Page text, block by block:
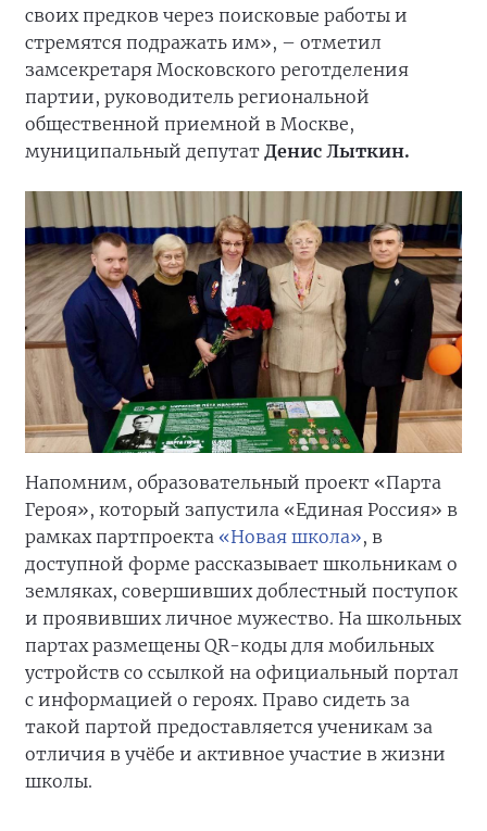
своих предков через поисковые работы и
стремятся подражать им», – отметил
замсекретаря Московского реготделения
партии, руководитель региональной
общественной приемной в Москве,
муниципальный депутат Денис Лыткин.
Напомним, образовательный проект «Парта
Героя», который запустила «Единая Россия» в
рамках партпроекта «Новая школа», в
доступной форме рассказывает школьникам о
земляках, совершивших доблестный поступок
и проявивших личное мужество. На школьных
партах размещены QR-коды для мобильных
устройств со ссылкой на официальный портал
с информацией о героях. Право сидеть за
такой партой предоставляется ученикам за
отличия в учёбе и активное участие в жизни
школы.